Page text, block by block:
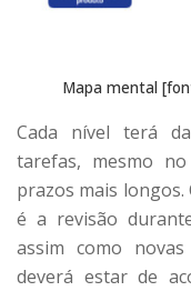
Mapa mental
Cada nível terá
tarefas, mesmo
prazos mais
é a revisão
assim como
deverá estar de